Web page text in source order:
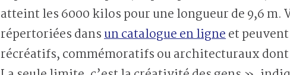
atteint les 6000 kilos pour une longueur de 9,6
répertoriées dansun catalogue en ligneet
récréatifs, commémoratifs ou architecturaux